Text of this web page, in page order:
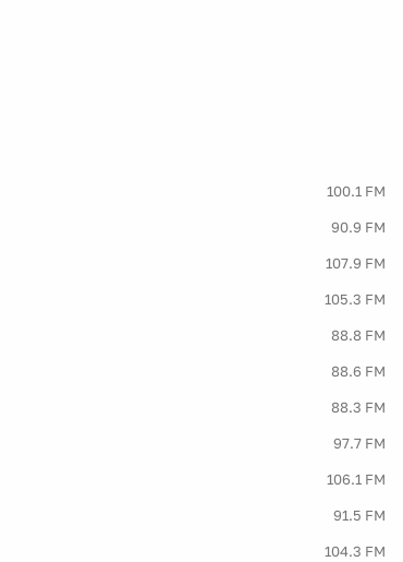
100.1 FM
90.9 FM
107.9 FM
105.3 FM
88.8 FM
88.6 FM
88.3 FM
97.7 FM
106.1 FM
91.5 FM
104.3 FM